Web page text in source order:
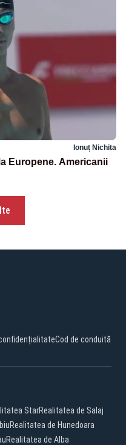
Ionuț Nichita
Europene. Americanii
Cod de conduită
StarRealitatea de Salaj
Realitatea de Hunedoara
Realitatea de Alba